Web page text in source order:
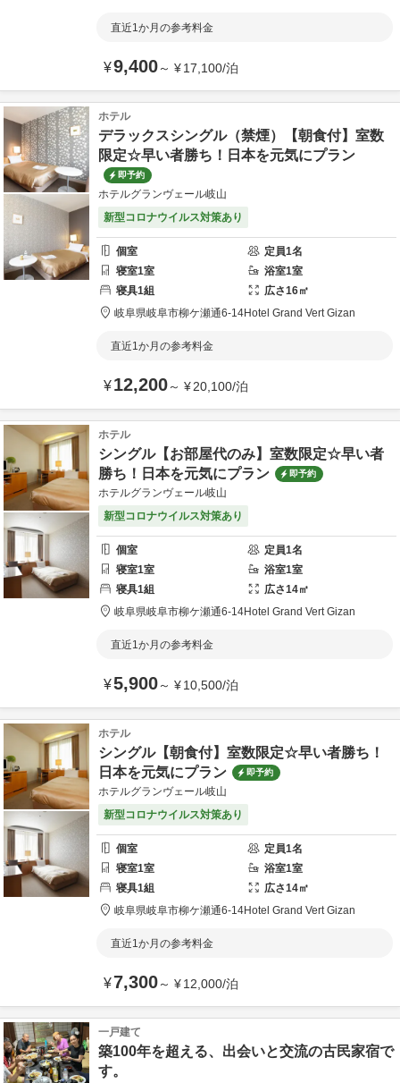
直近1か月の参考料金
¥9,400～ ¥17,100/泊
ホテル
デラックスシングル（禁煙）【朝食付】室数
限定☆早い者勝ち！日本を元気にプラン
即予約
ホテルグランヴェール岐山
新型コロナウイルス対策あり
個室 定員1名
寝室1室 浴室1室
寝具1組 広さ16㎡
岐阜県岐阜市柳ケ瀬通6-14Hotel Grand Vert Gizan
直近1か月の参考料金
¥12,200～ ¥20,100/泊
ホテル
シングル【お部屋代のみ】室数限定☆早い者
勝ち！日本を元気にプラン
即予約
ホテルグランヴェール岐山
新型コロナウイルス対策あり
個室 定員1名
寝室1室 浴室1室
寝具1組 広さ14㎡
岐阜県岐阜市柳ケ瀬通6-14Hotel Grand Vert Gizan
直近1か月の参考料金
¥5,900～ ¥10,500/泊
ホテル
シングル【朝食付】室数限定☆早い者勝ち！
日本を元気にプラン
即予約
ホテルグランヴェール岐山
新型コロナウイルス対策あり
個室 定員1名
寝室1室 浴室1室
寝具1組 広さ14㎡
岐阜県岐阜市柳ケ瀬通6-14Hotel Grand Vert Gizan
直近1か月の参考料金
¥7,300～ ¥12,000/泊
一戸建て
築100年を超える、出会いと交流の古民家宿で
す。